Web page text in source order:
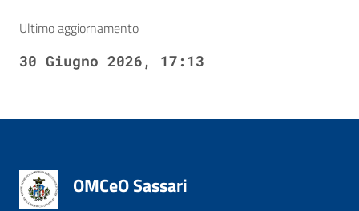
Ultimo aggiornamento
30 Giugno 2026, 17:13
OMCeO Sassari